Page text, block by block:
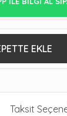
EKLE
Taksit